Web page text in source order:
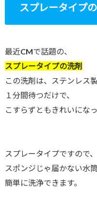
スプレータイプ
最近CMで話題の、
スプレータイプの洗剤
この洗剤は、ステンレス
１分間待つだけで、
こすらずともきれいになっ
スプレータイプですので、
スポンジじゃ届かない水
簡単に洗浄できます。